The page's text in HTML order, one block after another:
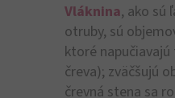
Vláknina, ako sú
otruby, sú
ktoré
čreva); zväčšujú
črevná stena sa